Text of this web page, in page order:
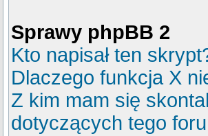
Sprawy phpBB 2
Kto napisał ten
Dlaczego funkcja X
Z kim mam się
dotyczących tego